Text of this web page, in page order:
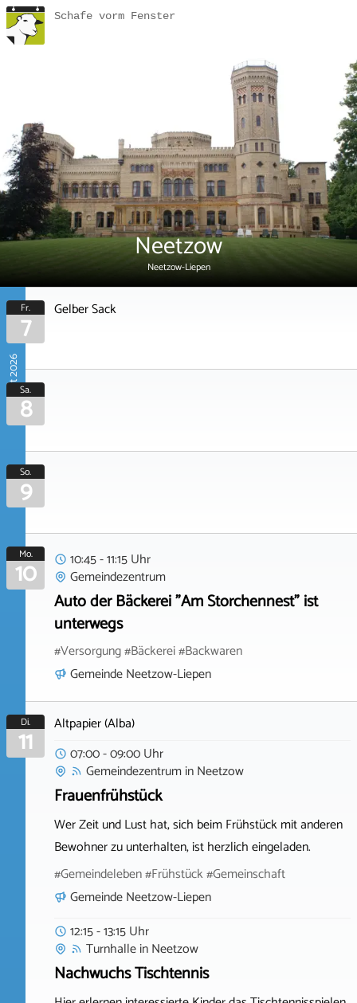
Schafe vorm Fenster
Neetzow
Neetzow-Liepen
August 2026
Fr.
7 Gelber Sack
Sa.
8
So.
9
Mo.
10
10:45 - 11:15 Uhr
Gemeindezentrum
Auto der Bäckerei "Am Storchennest" ist
unterwegs
#Versorgung #Bäckerei #Backwaren
Gemeinde Neetzow-Liepen
Di.
11
Altpapier (Alba)
07:00 - 09:00 Uhr
GemeindezentruminNeetzow
Frauenfrühstück
Wer Zeit und Lust hat, sich beim Frühstück mit anderen
Bewohner zu unterhalten, ist herzlich eingeladen.
#Gemeindeleben #Frühstück #Gemeinschaft
Gemeinde Neetzow-Liepen
12:15 - 13:15 Uhr
TurnhalleinNeetzow
Nachwuchs Tischtennis